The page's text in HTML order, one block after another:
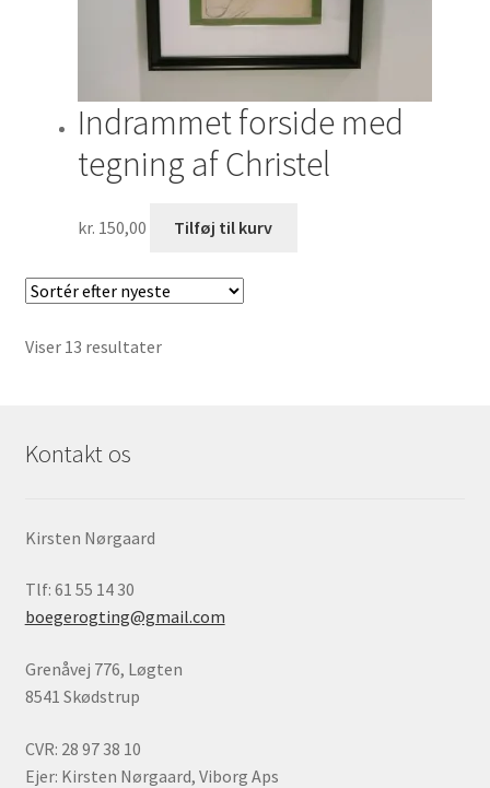
Indrammet forside med
tegning af Christel
kr. 150,00 Tilføj til kurv
Viser 13 resultaterSorteret
Kontakt os
Kirsten Nørgaard
Tlf: 61 55 14 30
boegerogting@gmail.com
Grenåvej 776, Løgten
8541 Skødstrup
CVR: 28 97 38 10
Ejer: Kirsten Nørgaard, Viborg Aps